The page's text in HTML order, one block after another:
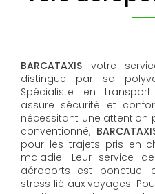
BARCATAXIS votre
distingue par sa
Spécialiste en
assure sécurité et
nécessitant une attention
conventionné,
pour les trajets pris en
maladie. Leur service
aéroports est ponctuel
stress lié aux voyages.